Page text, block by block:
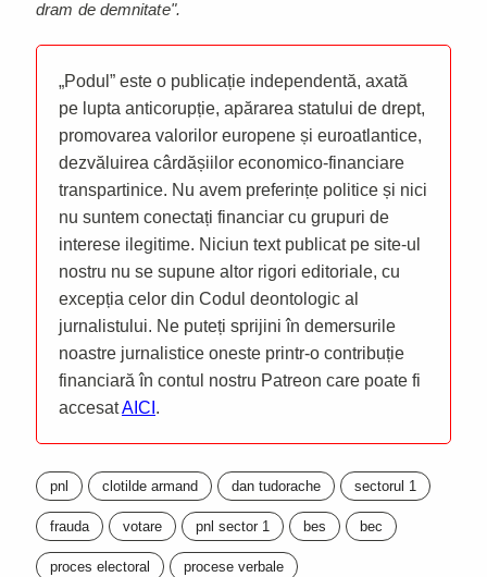
dram de demnitate".
„Podul” este o publicație independentă, axată
pe lupta anticorupție, apărarea statului de drept,
promovarea valorilor europene și euroatlantice,
dezvăluirea cârdășiilor economico-financiare
transpartinice. Nu avem preferințe politice și nici
nu suntem conectați financiar cu grupuri de
interese ilegitime. Niciun text publicat pe site-ul
nostru nu se supune altor rigori editoriale, cu
excepția celor din Codul deontologic al
jurnalistului. Ne puteți sprijini în demersurile
noastre jurnalistice oneste printr-o contribuție
financiară în contul nostru Patreon care poate fi
accesatAICI .
pnl clotilde armand dan tudorache sectorul 1
frauda votare pnl sector 1 bes bec
proces electoral procese verbale